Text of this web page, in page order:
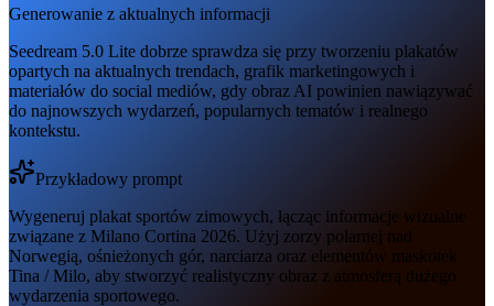
Generowanie z aktualnych informacji
Seedream 5.0 Lite dobrze sprawdza się przy tworzeniu plakatów
opartych na aktualnych trendach, grafik marketingowych i
materiałów do social mediów, gdy obraz AI powinien nawiązywać
do najnowszych wydarzeń, popularnych tematów i realnego
kontekstu.
Przykładowy prompt
Wygeneruj plakat sportów zimowych, łącząc informacje wizualne
związane z Milano Cortina 2026. Użyj zorzy polarnej nad
Norwegią, ośnieżonych gór, narciarza oraz elementów maskotek
Tina / Milo, aby stworzyć realistyczny obraz z atmosferą dużego
wydarzenia sportowego.